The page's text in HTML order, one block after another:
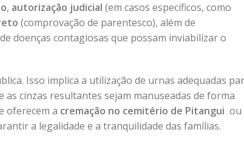
, autorização judicial (em casos específicos, como
(comprovação de parentesco), além de
doenças contagiosas que possam inviabilizar o
Isso implica a utilização de urnas adequadas
cinzas resultantes sejam manuseadas de forma
oferecem a cremação no cemitério de Pitangui ou
a legalidade e a tranquilidade das famílias.